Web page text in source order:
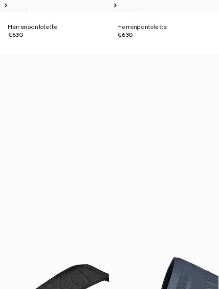
Herrenpantolette
€630
Herrenpantolette
€630